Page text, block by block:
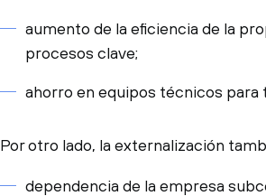
aumento de la eficiencia de la
procesos clave;
ahorro en equipos técnicos para
Por otro lado, la externalización
dependencia de la empresa